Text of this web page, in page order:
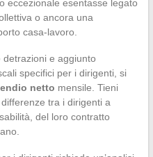
eccezionale esentasse legato
o ancora una
casa-lavoro.
e aggiunto
specifici per i dirigenti, si
netto mensile. Tieni
tra i dirigenti a
del loro contratto